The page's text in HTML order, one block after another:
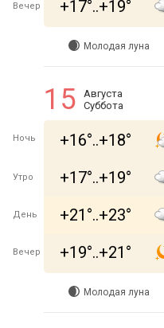
Вечер +17°..+19°
Молодая луна
15
Августа
Суббота
Ночь +16°..+18°
Утро +17°..+19°
День +21°..+23°
Вечер +19°..+21°
Молодая луна